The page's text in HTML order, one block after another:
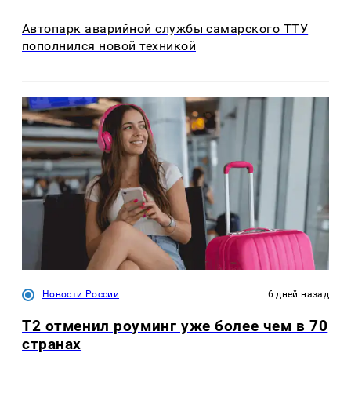
Автопарк аварийной службы самарского ТТУ
пополнился новой техникой
Новости России 6 дней назад
Т2 отменил роуминг уже более чем в 70
странах